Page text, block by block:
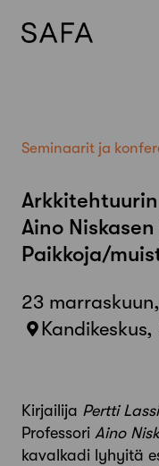
Seminaarit ja
Aino
Paikkoja/
23
Kandikeskus,
Kirjailija Pertti
Professori Aino
kavalkadi lyhyitä